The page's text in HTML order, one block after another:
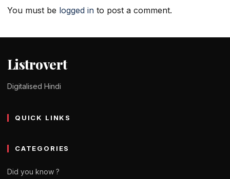
You must be logged in to post a comment.
Listrovert
Digitalised Hindi
QUICK LINKS
CATEGORIES
Did you know ?